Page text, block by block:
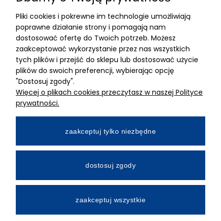
ADRES
MIMARI sp z o.o.
ul. Kurkowa 12
50-210 Wrocław
Dane rejestracyjne
NIP:8982325327
Wpłacony w całości
Numer konta bankowego
All Rights Reserved © 2026 Mimari.com.pl
Pliki cookies i pokrewne im technologie umożliwiają
poprawne działanie strony i pomagają nam
dostosować ofertę do Twoich potrzeb. Możesz
zaakceptować wykorzystanie przez nas wszystkich
tych plików i przejść do sklepu lub dostosować użycie
plików do swoich preferencji, wybierając opcję
"Dostosuj zgody".
Więcej o plikach cookies przeczytasz w naszej Polityce
prywatności.
zaakceptuj tylko niezbędne
dostosuj zgody
zaakceptuj wszystkie